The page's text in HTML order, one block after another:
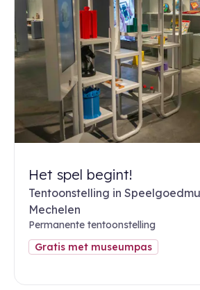
Het spel begint!
Tentoonstelling in
Mechelen
Permanente tentoonstelling
Gratis met museumpas